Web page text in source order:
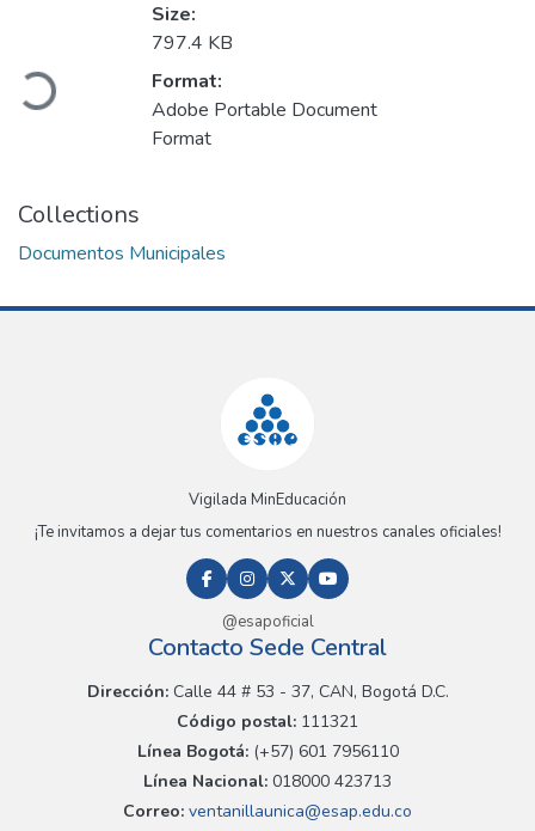
Loading...
Size:
797.4 KB
Format:
Adobe Portable Document
Format
Collections
Documentos Municipales
Vigilada MinEducación
¡Te invitamos a dejar tus comentarios en nuestros canales oficiales!
@esapoficial
Contacto Sede Central
Dirección:Calle 44 # 53 - 37, CAN, Bogotá D.C.
Código postal: 111321
Línea Bogotá:(+57) 601 7956110
Línea Nacional: 018000 423713
Correo: ventanillaunica@esap.edu.co